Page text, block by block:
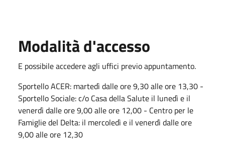
Modalità d'accesso
E possibile accedere agli uffici previo appuntamento.
Sportello ACER: martedì dalle ore 9,30 alle ore 13,30 -
Sportello Sociale: c/o Casa della Salute il lunedì e il
venerdì dalle ore 9,00 alle ore 12,00 - Centro per le
Famiglie del Delta: il mercoledì e il venerdì dalle ore
9,00 alle ore 12,30